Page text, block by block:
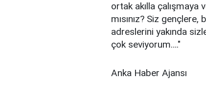
ortak akılla
mısınız? Siz
adreslerini yakında
çok seviyorum…."
Anka Haber Ajansı